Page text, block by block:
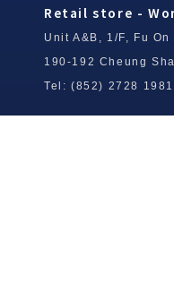
Retail store -
Unit A&B, 1/F, Fu
190-192 Cheung
Tel: (852) 2728 1981